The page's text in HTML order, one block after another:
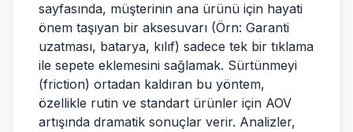
sayfasında, müşterinin ana ürünü için hayati
önem taşıyan bir aksesuvarı (Örn: Garanti
uzatması, batarya, kılıf) sadece tek bir tıklama
ile sepete eklemesini sağlamak. Sürtünmeyi
(friction) ortadan kaldıran bu yöntem,
özellikle rutin ve standart ürünler için AOV
artışında dramatik sonuçlar verir. Analizler,